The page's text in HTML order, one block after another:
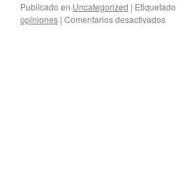
Publicado en Uncategorized | Etiquetado
opiniones | Comentarios desactivadosen